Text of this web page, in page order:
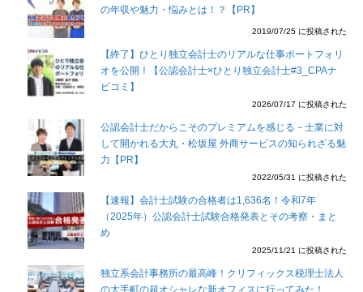
の年収や魅力・悩みとは！？【PR】
2019/07/25 に投稿された
【終了】ひとり独立会計士のリアルな仕事ポートフォリ
オを公開！【公認会計士×ひとり独立会計士#3_CPAナ
ビコミ】
2026/07/17 に投稿された
公認会計士だからこそのプレミアムを感じる－士業に対
して開かれる大丸・松坂屋 外商サービスの知られざる魅
力【PR】
2022/05/31 に投稿された
【速報】会計士試験の合格者は1,636名！令和7年
（2025年）公認会計士試験合格発表とその考察・まと
め
2025/11/21 に投稿された
独立系会計事務所の最高峰！クリフィックス税理士法人
の大手町の超オシャレな新オフィスに行ってみた！